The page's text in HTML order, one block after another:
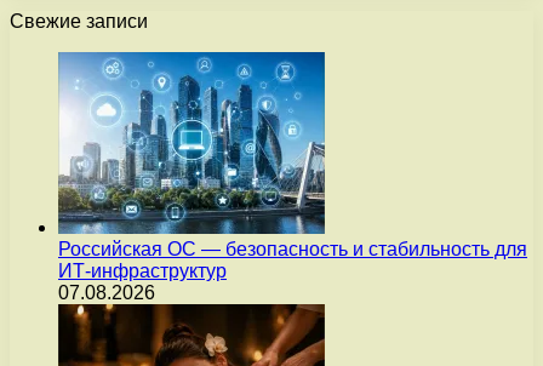
Свежие записи
Российская ОС — безопасность и стабильность для
ИТ-инфраструктур
07.08.2026